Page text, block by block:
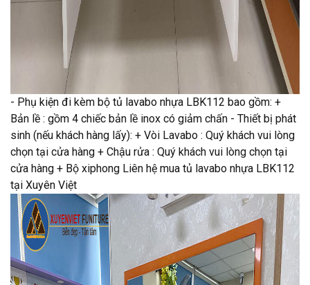
- Phụ kiện đi kèm bộ tủ lavabo nhựa LBK112 bao gồm: +
Bản lề : gồm 4 chiếc bản lề inox có giảm chấn - Thiết bị phát
sinh (nếu khách hàng lấy): + Vòi Lavabo : Quý khách vui lòng
chọn tại cửa hàng + Chậu rửa : Quý khách vui lòng chọn tại
cửa hàng + Bộ xiphong Liên hệ mua tủ lavabo nhựa LBK112
tại Xuyên Việt